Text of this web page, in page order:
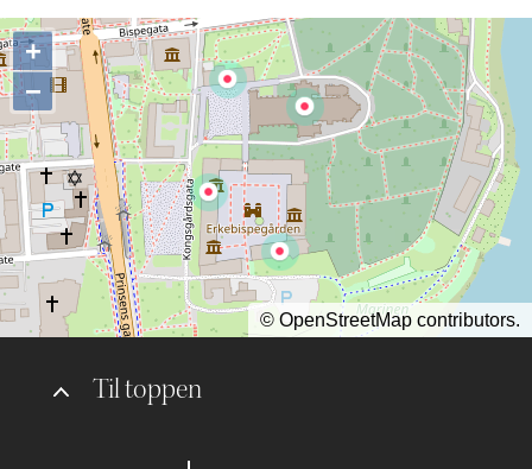
Til toppen
+
−
© OpenStreetMap contributors.